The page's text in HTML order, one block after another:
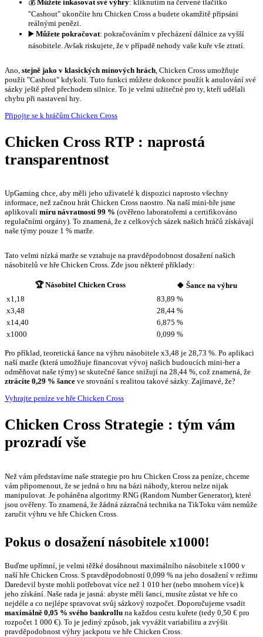
💰 Můžete inkasovat své výhry: kliknutím na červené tlačítko
"Cashout" ukončíte hru Chicken Cross a budete okamžitě připsáni
reálnými penězi.
▶️ Můžete pokračovat: pokračováním v přecházení dálnice za vyšší
násobitele. Avšak riskujete, že v případě nehody vaše kuře vše ztratí.
Ano, stejně jako v klasických minových hrách, Chicken Cross umožňuje
použít "Cashout" kdykoli. Tuto funkci můžete dokonce použít k anulování své
sázky ještě před přechodem silnice. To je velmi užitečné pro ty, kteří udělali
chybu při nastavení hry.
Připojte se k hráčům Chicken Cross
Chicken Cross RTP : naprostá
transparentnost
UpGaming chce, aby měli jeho uživatelé k dispozici naprosto všechny
informace, než začnou hrát Chicken Cross naostro. Na naší mini-hře jsme
aplikovali míru návratnosti 99 % (ověřeno laboratořemi a certifikováno
regulačními orgány). To znamená, že z celkových sázek našich hráčů získávají
naše týmy pouze 1 % marže.
Tato velmi nízká marže se vztahuje na pravděpodobnost dosažení našich
násobitelů ve hře Chicken Cross. Zde jsou některé příklady:
🏆Násobitel Chicken Cross
🍀 Šance na výhru
x1,18
83,89 %
x3,48
28,44 %
x14,40
6,875 %
x1000
0,099 %
Pro příklad, teoretická šance na výhru násobitele x3,48 je 28,73 %. Po aplikaci
naší marže (která umožňuje financovat vývoj našich budoucích mini-her a
odměňovat naše týmy) se skutečné šance snižují na 28,44 %, což znamená, že
ztrácíte 0,29 % šance ve srovnání s realitou takové sázky. Zajímavé, že?
Vyhrajte peníze ve hře Chicken Cross
Chicken Cross Strategie : tým vám
prozradí vše
Než vám představíme naše strategie pro hru Chicken Cross za peníze, chceme
vám připomenout, že se jedná o hru na bázi náhody, kterou nelze nijak
manipulovat. Je poháněna algoritmy RNG (Random Number Generator), které
jsou ověřeny. To znamená, že žádná zázračná technika na TikToku vám nemůže
zaručit výhru ve hře Chicken Cross.
Pokus o dosažení násobitele x1000!
Buďme upřímní, je velmi těžké dosáhnout maximálního násobitele x1000 v
naší hře Chicken Cross. S pravděpodobností 0,099 % na jeho dosažení v režimu
Daredevil byste mohli potřebovat více než 1 010 her (nebo mnohem více) k
jeho získání. Naše rada je jasná: abyste měli šanci, musíte zůstat ve hře co
nejdéle a co nejlépe spravovat svůj sázkový rozpočet. Doporučujeme vsadit
maximálně 0,05 % svého bankrollu na každou cestu kuřete (tedy 0,50 € pro
rozpočet 1 000 €). To je jediný způsob, jak vyvážit variabilitu a zvýšit
pravděpodobnost výhry jackpotu ve hře Chicken Cross.